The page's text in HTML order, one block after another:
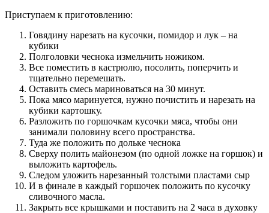
Приступаем к приготовлению:
Говядину нарезать на кусочки, помидор и лук – на
кубики
Полголовки чеснока измельчить ножиком.
Все поместить в кастрюлю, посолить, поперчить и
тщательно перемешать.
Оставить смесь мариноваться на 30 минут.
Пока мясо маринуется, нужно почистить и нарезать на
кубики картошку.
Разложить по горшочкам кусочки мяса, чтобы они
занимали половину всего пространства.
Туда же положить по дольке чеснока
Сверху полить майонезом (по одной ложке на горшок) и
выложить картофель.
Следом уложить нарезанный толстыми пластами сыр
И в финале в каждый горшочек положить по кусочку
сливочного масла.
Закрыть все крышками и поставить на 2 часа в духовку